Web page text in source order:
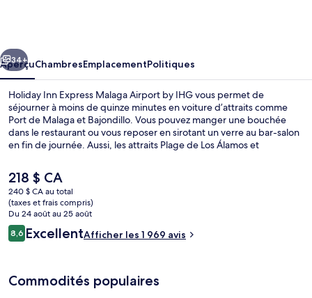
Malaga
Airport
by
IHG
Suivant
34+
AperçuChambresEmplacementPolitiques
Holiday Inn Express Malaga Airport by IHG vous permet de
séjourner à moins de quinze minutes en voiture d’attraits comme
Port de Malaga et Bajondillo. Vous pouvez manger une bouchée
dans le restaurant ou vous reposer en sirotant un verre au bar-salon
en fin de journée. Aussi, les attraits Plage de Los Álamos et
en voiture. Les lits confortables et le personnel serviable sont des
éléments très prisés par les voyageurs.
Le
prix
actuel
est
de 218 $ CA
218 $ CA
240 $ CA au total
(taxes et frais compris)
Du 24 août au 25 août
Avis
8,68,6 sur 10 –
ExcellentAfficher les 1 969 avis
Commodités populaires